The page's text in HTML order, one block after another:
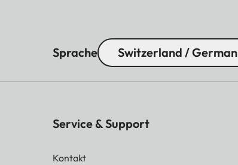
Sprache Switzerland / German
Service & Support
Kontakt